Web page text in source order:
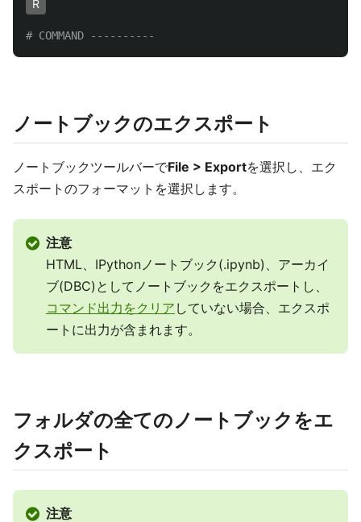
R
# COMMAND ----------
ノートブックのエクスポート
ノートブックツールバーでFile > Exportを選択し、エク
スポートのフォーマットを選択します。
注意
HTML、IPythonノートブック(.ipynb)、アーカイ
ブ(DBC)としてノートブックをエクスポートし、
コマンド出力をクリア していない場合、エクスポ
ートに出力が含まれます。
フォルダの全てのノートブックをエ
クスポート
注意